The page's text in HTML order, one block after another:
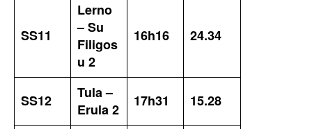
SS11
Lerno
– Su
Filigos
u 2
16h16 24.34
SS12
Tula –
Erula 2
17h31 15.28